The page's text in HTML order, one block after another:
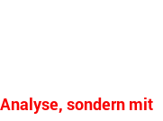
sondern mit